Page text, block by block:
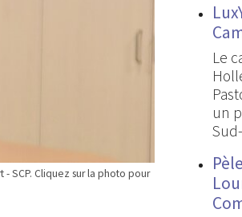
SCP. Cliquez sur la photo pour
Le
un